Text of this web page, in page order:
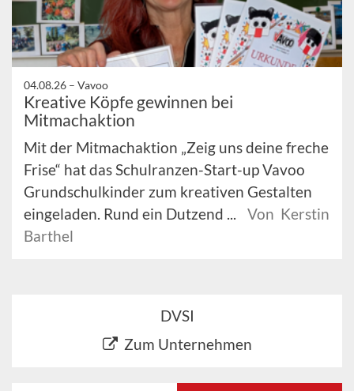
04.08.26 – Vavoo
Kreative Köpfe gewinnen bei
Mitmachaktion
Mit der Mitmachaktion „Zeig uns deine freche
Frise“ hat das Schulranzen-Start-up Vavoo
Grundschulkinder zum kreativen Gestalten
eingeladen. Rund ein Dutzend ...
Von Kerstin
Barthel
DVSI
Zum Unternehmen